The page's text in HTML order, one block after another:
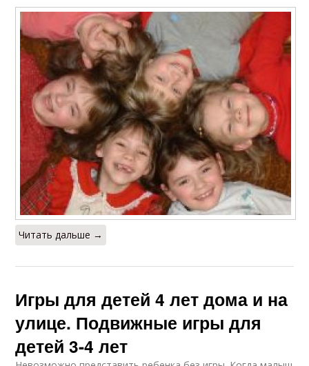
Читать дальше →
Игры для детей 4 лет дома и на
улице. Подвижные игры для
детей 3-4 лет